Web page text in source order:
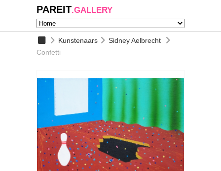
PAREIT.GALLERY
Kunstenaars
Sidney Aelbrecht
Confetti